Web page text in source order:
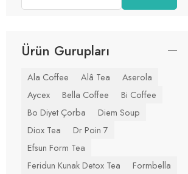
Ürün Gurupları
Ala Coffee Alâ Tea
Aserola
Aycex
Bella Coffee
Bi Coffee
Bo Diyet Çorba
Diem Soup
Diox Tea
Dr Poin 7
Efsun Form Tea
Feridun Kunak Detox Tea
Formbella